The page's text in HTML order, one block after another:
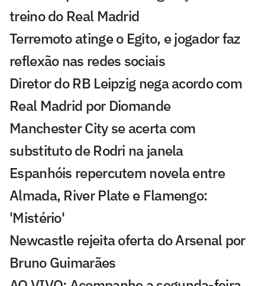
treino do Real Madrid
Terremoto atinge o Egito, e jogador faz
reflexão nas redes sociais
Diretor do RB Leipzig nega acordo com
Real Madrid por Diomande
Manchester City se acerta com
substituto de Rodri na janela
Espanhóis repercutem novela entre
Almada, River Plate e Flamengo:
'Mistério'
Newcastle rejeita oferta do Arsenal por
Bruno Guimarães